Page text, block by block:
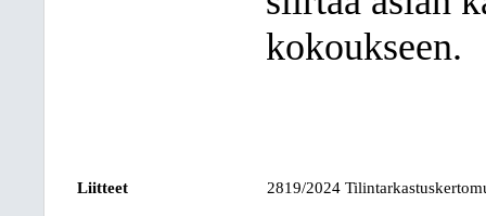
kokoukseen.
Liitteet 2819/2024